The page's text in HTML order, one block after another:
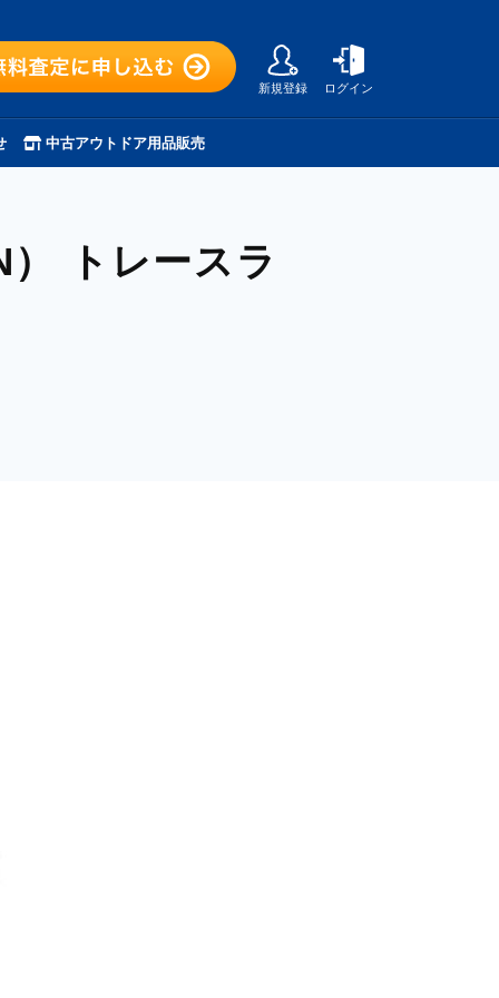
新規登録 ログイン
中古アウトドア用品販売
トレースラ